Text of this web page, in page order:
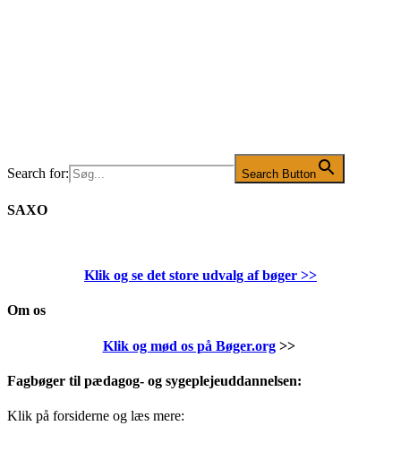
Search for: Search Button
SAXO
Klik og se det store udvalg af bøger >>
Om os
Klik og mød os på Bøger.org>>
Fagbøger til pædagog- og sygeplejeuddannelsen:
Klik på forsiderne og læs mere: